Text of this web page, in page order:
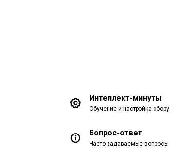
Интеллект-минуты
Обучение и настройка
Вопрос-ответ
Часто задаваемые вопросы